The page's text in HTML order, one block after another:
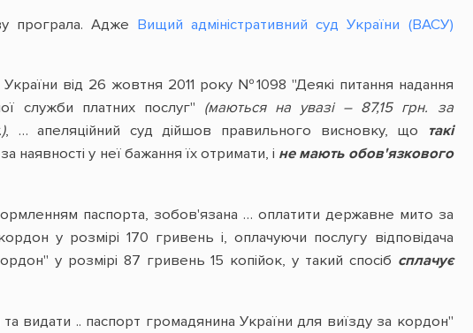
програла. Адже Вищий адміністративний суд України (ВАСУ)
від 26 жовтня 2011 року №1098 "Деякі питання надання
служби платних послуг" (маються на увазі – 87,15 грн. за
, … апеляційний суд дійшов правильного висновку, що
такі
у неї бажання їх отримати, і не мають обов'язкового
паспорта, зобов'язана … оплатити державне мито за
у розмірі 170 гривень і, оплачуючи послугу відповідача
у розмірі 87 гривень 15 копійок, у такий спосіб сплачує
видати .. паспорт громадянина України для виїзду за кордон"